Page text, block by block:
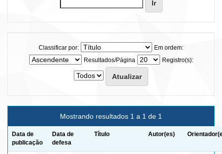
Classificar por:
Em ordem:
Resultados/Página
Registro(s):
Mostrando resultados 1 a 1 de 1
Data de
publicação
Data de
defesa
Título Autor(es)